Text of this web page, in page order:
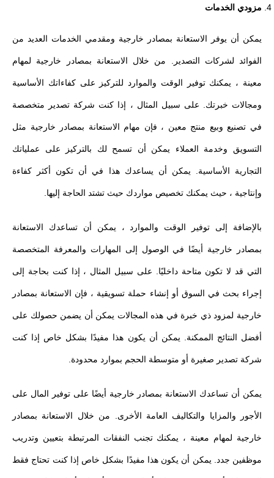
مزودي الخدمات
يمكن أن يوفر الاستعانة بمصادر خارجية ومقدمي الخدمات العديد من
الفوائد لشركات التصدير. من خلال الاستعانة بمصادر خارجية لمهام
معينة ، يمكنك توفير الوقت والموارد للتركيز على كفاءاتك الأساسية
ومجالات خبرتك. على سبيل المثال ، إذا كنت شركة تصدير متخصصة
في تصنيع وبيع منتج معين ، فإن مهام الاستعانة بمصادر خارجية مثل
التسويق وخدمة العملاء يمكن أن تسمح لك بالتركيز على عملياتك
التجارية الأساسية. يمكن أن يساعدك هذا في أن تكون أكثر كفاءة
وإنتاجية ، حيث يمكنك تخصيص مواردك حيث تشتد الحاجة إليها.
بالإضافة إلى توفير الوقت والموارد ، يمكن أن تساعدك الاستعانة
بمصادر خارجية أيضًا في الوصول إلى المهارات والمعرفة المتخصصة
التي قد لا تكون متاحة داخليًا. على سبيل المثال ، إذا كنت بحاجة إلى
إجراء بحث في السوق أو إنشاء حملة تسويقية ، فإن الاستعانة بمصادر
خارجية لمزود ذي خبرة في هذه المجالات يمكن أن يضمن حصولك على
أفضل النتائج الممكنة. يمكن أن يكون هذا مفيدًا بشكل خاص إذا كنت
شركة تصدير صغيرة أو متوسطة الحجم بموارد محدودة.
يمكن أن تساعدك الاستعانة بمصادر خارجية أيضًا على توفير المال على
الأجور والمزايا والتكاليف العامة الأخرى. من خلال الاستعانة بمصادر
خارجية لمهام معينة ، يمكنك تجنب النفقات المرتبطة بتعيين وتدريب
موظفين جدد. يمكن أن يكون هذا مفيدًا بشكل خاص إذا كنت تحتاج فقط